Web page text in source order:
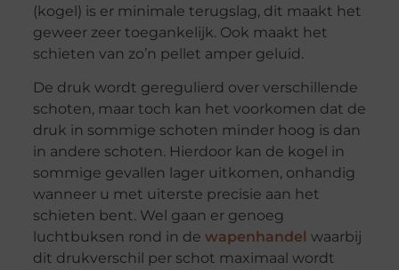
(kogel) is er minimale terugslag, dit maakt het
geweer zeer toegankelijk. Ook maakt het
schieten van zo’n pellet amper geluid.
De druk wordt geregulierd over verschillende
schoten, maar toch kan het voorkomen dat de
druk in sommige schoten minder hoog is dan
in andere schoten. Hierdoor kan de kogel in
sommige gevallen lager uitkomen, onhandig
wanneer u met uiterste precisie aan het
schieten bent. Wel gaan er genoeg
luchtbuksen rond in de wapenhandel waarbij
dit drukverschil per schot maximaal wordt